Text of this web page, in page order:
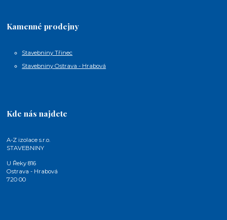
Kamenné prodejny
Stavebniny Třinec
Stavebniny Ostrava - Hrabová
Kde nás najdete
A-Z izolace s.r.o.
STAVEBNINY
U Řeky 816
Ostrava - Hrabová
720 00